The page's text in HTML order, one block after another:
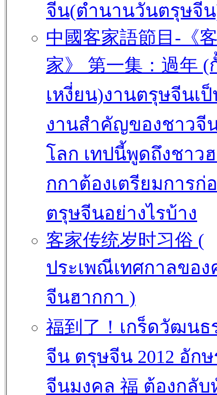
จีน(ตำนานวันตรุษจี
中國客家語節目-《
家》 第一集：過年 (
เหงี่ยน)งานตรุษจีนเ
งานสำคัญของชาวจี
โลก เทปนี้พูดถึงชาว
กกาต้องเตรียมการก่
ตรุษจีนอย่างไรบ้าง
客家传统岁时习俗 (
ประเพณีเทศกาลขอ
จีนฮากกา )
福到了！เกร็ดวัฒนธ
จีน ตรุษจีน 2012 อักษ
จีนมงคล 福 ต้องกลับ